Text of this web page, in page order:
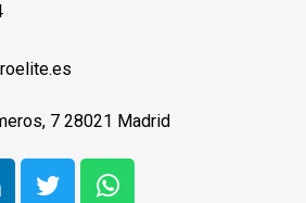
7 28021 Madrid